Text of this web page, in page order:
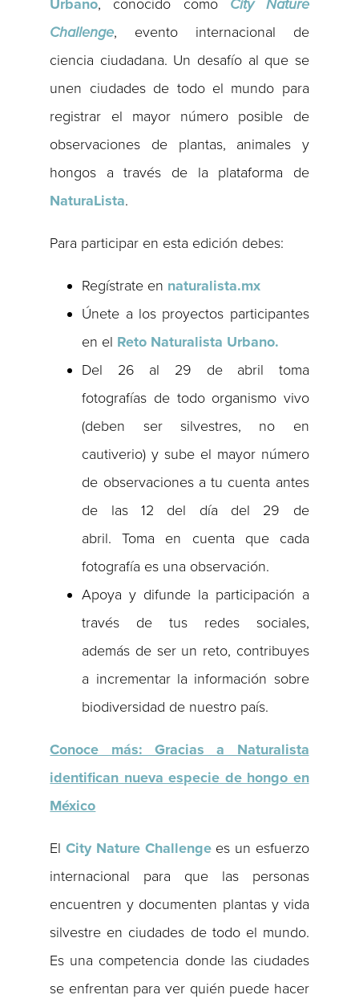
Urbano, conocido como City
Nature
Challenge, evento internacional de
ciencia ciudadana. Un desafío al que se
unen ciudades de todo el mundo para
registrar el mayor número posible de
observaciones de plantas, animales y
hongos a través de la plataforma de
NaturaLista.
Para participar en esta edición debes:
Regístrate en naturalista.mx
Únete a los proyectos participantes
en el Reto Naturalista Urbano.
Del 26 al 29 de abril toma
fotografías de todo organismo vivo
(deben ser silvestres, no en
cautiverio) y sube el mayor número
de observaciones a tu cuenta antes
de las 12 del día del 29 de
abril. Toma en cuenta que cada
fotografía es una observación.
Apoya y difunde la participación a
través de tus redes sociales,
además de ser un reto, contribuyes
a incrementar la información sobre
biodiversidad de nuestro país.
Conoce más: Gracias a Naturalista
identifican nueva especie de hongo en
México
ElCity Nature Challengees un esfuerzo
internacional para que las personas
encuentren y documenten plantas y vida
silvestre en ciudades de todo el mundo.
Es una competencia donde las ciudades
se enfrentan para ver quién puede hacer